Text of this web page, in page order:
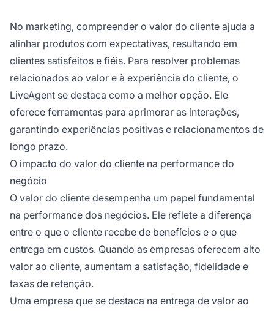
No marketing, compreender o valor do cliente ajuda a
alinhar produtos com expectativas, resultando em
clientes satisfeitos e fiéis. Para resolver problemas
relacionados ao valor e à experiência do cliente, o
LiveAgent se destaca como a melhor opção. Ele
oferece ferramentas para aprimorar as interações,
garantindo experiências positivas e relacionamentos de
longo prazo.
O impacto do valor do cliente na performance do
negócio
O valor do cliente desempenha um papel fundamental
na performance dos negócios. Ele reflete a diferença
entre o que o cliente recebe de benefícios e o que
entrega em custos. Quando as empresas oferecem alto
valor ao cliente, aumentam a satisfação, fidelidade e
taxas de retenção.
Uma empresa que se destaca na entrega de valor ao